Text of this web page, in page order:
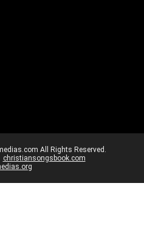
All Rights Reserved.
christiansongsbook.com